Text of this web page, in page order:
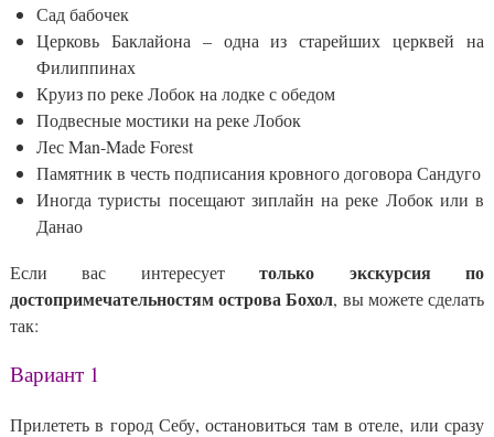
Сад бабочек
Церковь Баклайона – одна из старейших церквей на
Филиппинах
Круиз по реке Лобок на лодке с обедом
Подвесные мостики на реке Лобок
Лес Man-Made Forest
Памятник в честь подписания кровного договора Сандуго
Иногда туристы посещают зиплайн на реке Лобок или в
Данао
Если вас интересуеттолько экскурсия по
достопримечательностям острова Бохол, вы можете сделать
так:
Вариант 1
Прилететь в город Себу, остановиться там в отеле, или сразу